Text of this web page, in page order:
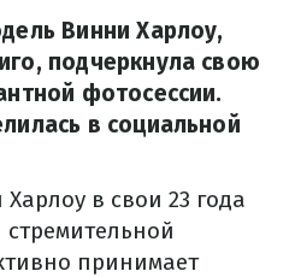
Винни Харлоу,
подчеркнула свою
фотосессии.
в социальной
в свои 23 года
стремительной
принимает